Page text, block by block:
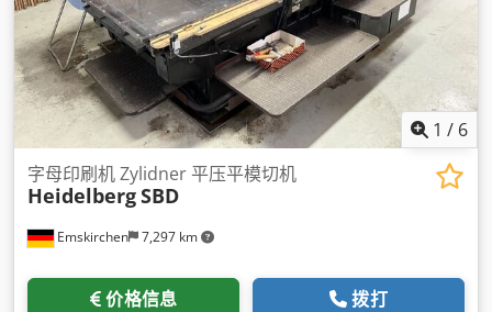
1 / 6
Emskirchen 7,297 km
字母印刷机 Zylidner 平压平模切机
HeidelbergSBD
价格信息 拨打